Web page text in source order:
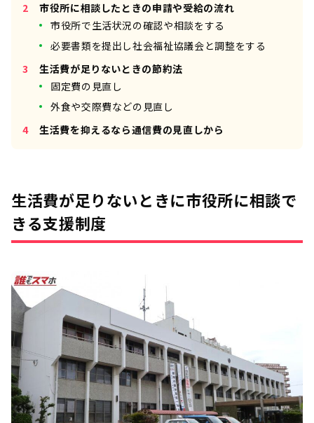
市役所に相談したときの申請や受給の流れ
市役所で生活状況の確認や相談をする
必要書類を提出し社会福祉協議会と調整をする
生活費が足りないときの節約法
固定費の見直し
外食や交際費などの見直し
生活費を抑えるなら通信費の見直しから
生活費が足りないときに市役所に相談で
きる支援制度